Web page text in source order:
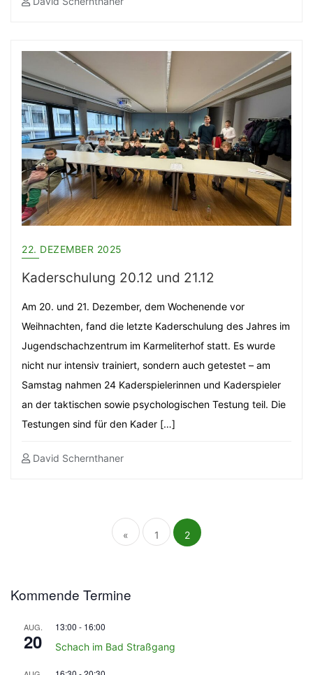
22. DEZEMBER 2025
Kaderschulung 20.12 und 21.12
Am 20. und 21. Dezember, dem Wochenende vor
Weihnachten, fand die letzte Kaderschulung des Jahres im
Jugendschachzentrum im Karmeliterhof statt. Es wurde
nicht nur intensiv trainiert, sondern auch getestet – am
Samstag nahmen 24 Kaderspielerinnen und Kaderspieler
an der taktischen sowie psychologischen Testung teil. Die
Testungen sind für den Kader […]
David Schernthaner
der
Beiträge
« 1 2
Kommende Termine
AUG.
20
13:00 - 16:00
Schach im Bad Straßgang